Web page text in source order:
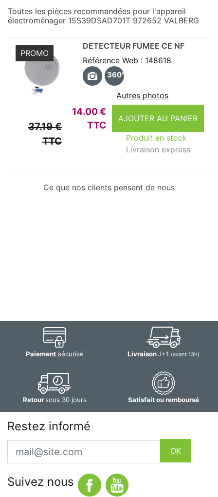
Toutes les pièces recommandées pour l'appareil
électroménager 15S39DSAD701T 972652 VALBERG
PROMO
37.19 €
TTC
14.00 €
TTC
AJOUTER AU PANIER
Produit en stock
Livraison express
DETECTEUR FUMEE CE NF
Référence Web : 148618
360°
Autres photos
Ce que nos clients pensent de nous
Paiementsécurisé LivraisonJ+1 (avant 13h)
Retoursous 30 jours Satisfait ou remboursé
Restez informé
Email
OK
Suivez nous